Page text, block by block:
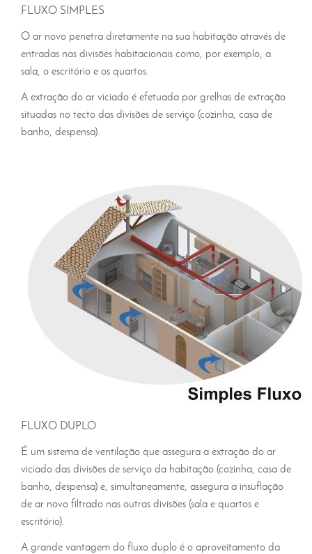
FLUXO SIMPLES
O ar novo penetra diretamente na sua habitação através de
entradas nas divisões habitacionais como, por exemplo, a
sala, o escritório e os quartos.
A extração do ar viciado é efetuada por grelhas de extração
situadas no tecto das divisões de serviço (cozinha, casa de
banho, despensa).
FLUXO DUPLO
É um sistema de ventilação que assegura a extração do ar
viciado das divisões de serviço da habitação (cozinha, casa de
banho, despensa) e, simultaneamente, assegura a insuflação
de ar novo filtrado nas outras divisões (sala e quartos e
escritório).
A grande vantagem do fluxo duplo é o aproveitamento da